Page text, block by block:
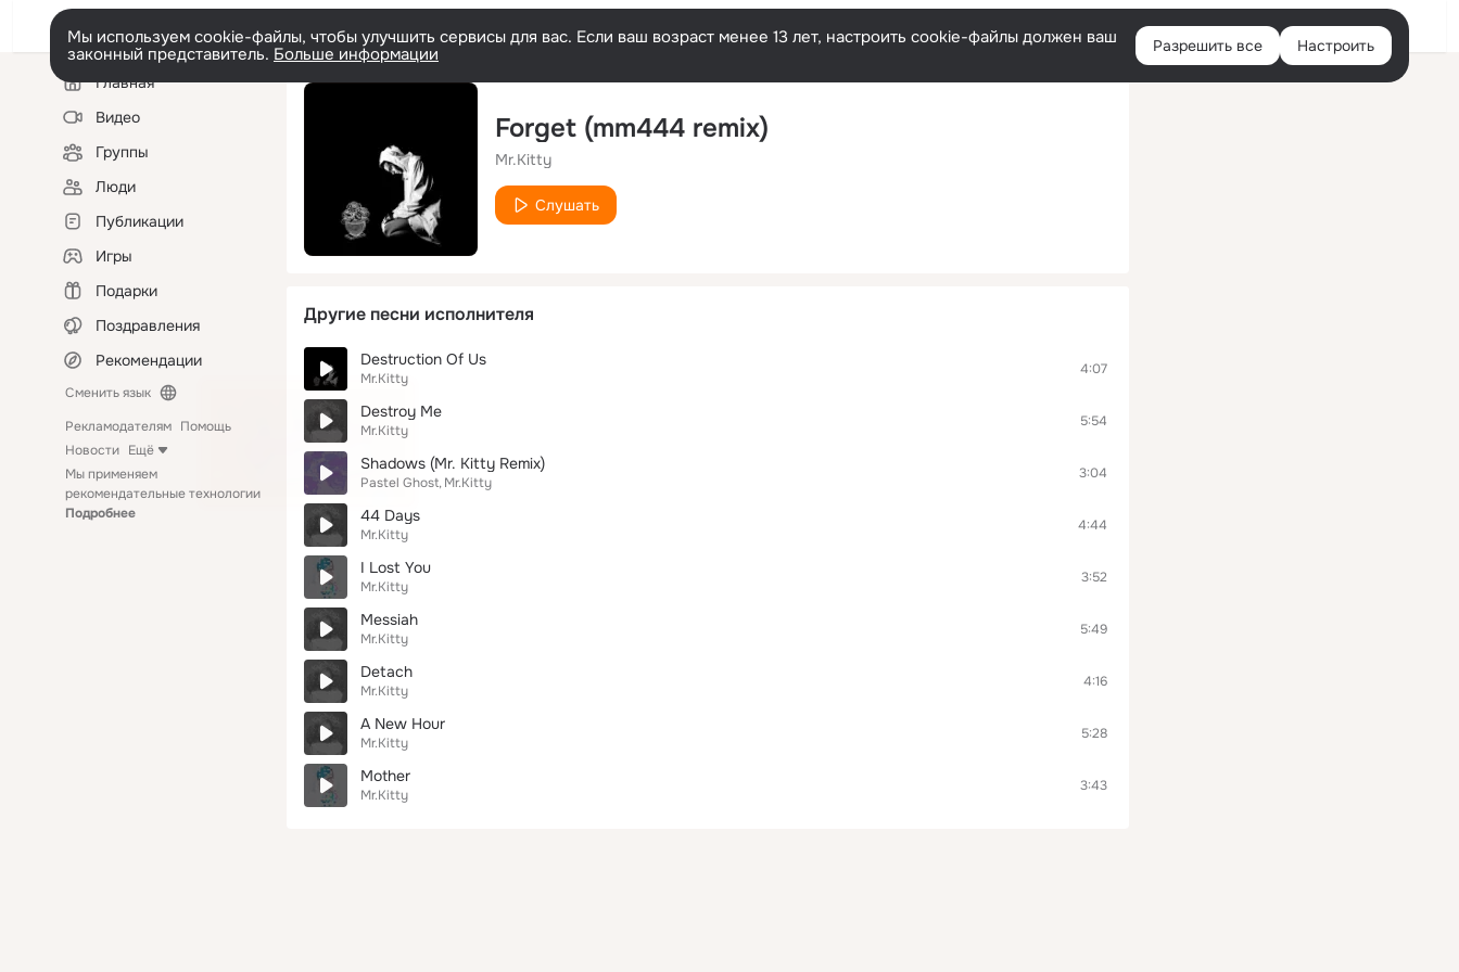
Войти
Мы используем cookie-файлы, чтобы улучшить сервисы для вас. Если ваш возраст менее 13 лет, настроить cookie-файлы должен ваш
законный представитель. Больше информации Разрешить все Настроить
Левая
колонкаГлавная
Видео
Группы
Люди
Публикации
Игры
Подарки
Поздравления
Рекомендации
Сменить язык
Рекламодателям Помощь
Новости Ещё
Мы применяем
рекомендательные технологии
Подробнее
Forget (mm444 remix)
Mr.Kitty
Слушать
Другие песни исполнителя
Destruction Of Us
Mr.Kitty
4:07
Destroy Me
Mr.Kitty
5:54
Shadows (Mr. Kitty Remix)
Pastel Ghost Mr.Kitty
3:04
44 Days
Mr.Kitty
4:44
I Lost You
Mr.Kitty
3:52
Messiah
Mr.Kitty
5:49
Detach
Mr.Kitty
4:16
A New Hour
Mr.Kitty
5:28
Mother
Mr.Kitty
3:43